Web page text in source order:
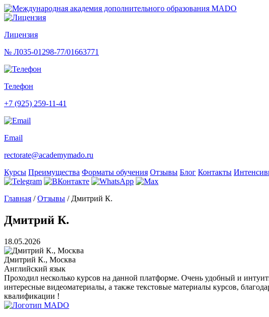
Перейти
к
(нажмите
Лицензия
№ Л035-01298-77/01663771
Телефон
+7 (925) 259-11-41
Email
rectorate@academymado.ru
Курсы Преимущества Форматы обучения Отзывы Блог Контакты
Главная /Отзывы / Дмитрий К.
Дмитрий К.
18.05.2026
Дмитрий К., Москва
Английский язык
Проходил несколько курсов на данной платформе. Очень удобный и
интересные видеоматериалы, а также текстовые материалы курсов,
квалификации !